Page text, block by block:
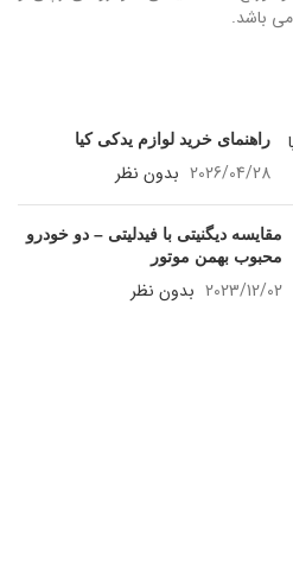
باشد.
راهنمای خرید لوازم یدکی کیا
2026/04/28 بدون نظر
مقایسه دیگنیتی با فیدلیتی – دو خودرو
محبوب بهمن موتور
2023/12/02 بدون نظر